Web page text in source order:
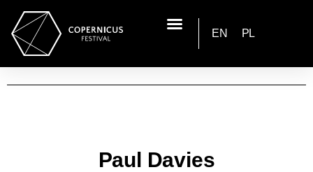
EN PL
Paul Davies